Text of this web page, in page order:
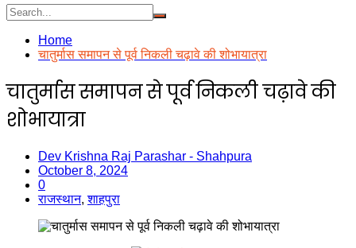
Home
चातुर्मास समापन से पूर्व निकली चढ़ावे की शोभायात्रा
चातुर्मास समापन से पूर्व निकली चढ़ावे की
शोभायात्रा
Dev Krishna Raj Parashar - Shahpura
October 8, 2024
0
राजस्थान,शाहपुरा